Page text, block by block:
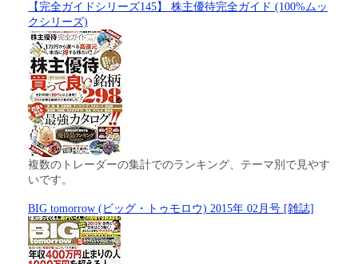
【完全ガイドシリーズ145】 株主優待完全ガイド (100%ムッ
クシリーズ)
複数のトレーダーの集計でのランキング、テーマ別で見やす
いです。
BIG tomorrow (ビッグ・トゥモロウ) 2015年 02月号 [雑誌]